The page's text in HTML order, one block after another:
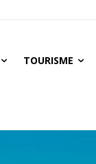
TOURISME